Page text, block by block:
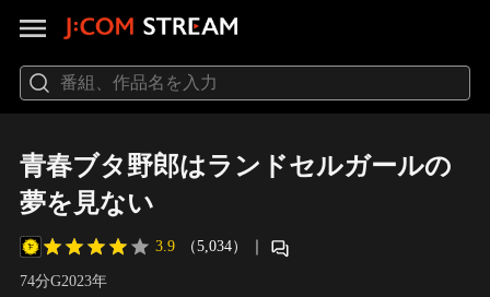
青春ブタ野郎はランドセルガールの
夢を見ない
3.9 （5,034） ｜
74分G2023年